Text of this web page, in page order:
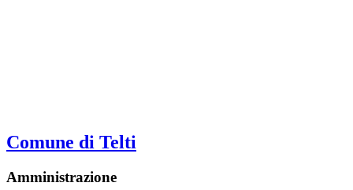
Comune di Telti
Amministrazione